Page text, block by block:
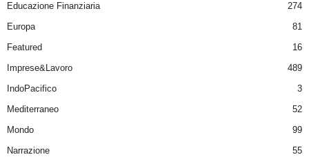
Educazione Finanziaria
274
Europa
81
Featured
16
Imprese&Lavoro
489
IndoPacifico
3
Mediterraneo
52
Mondo
99
Narrazione
55